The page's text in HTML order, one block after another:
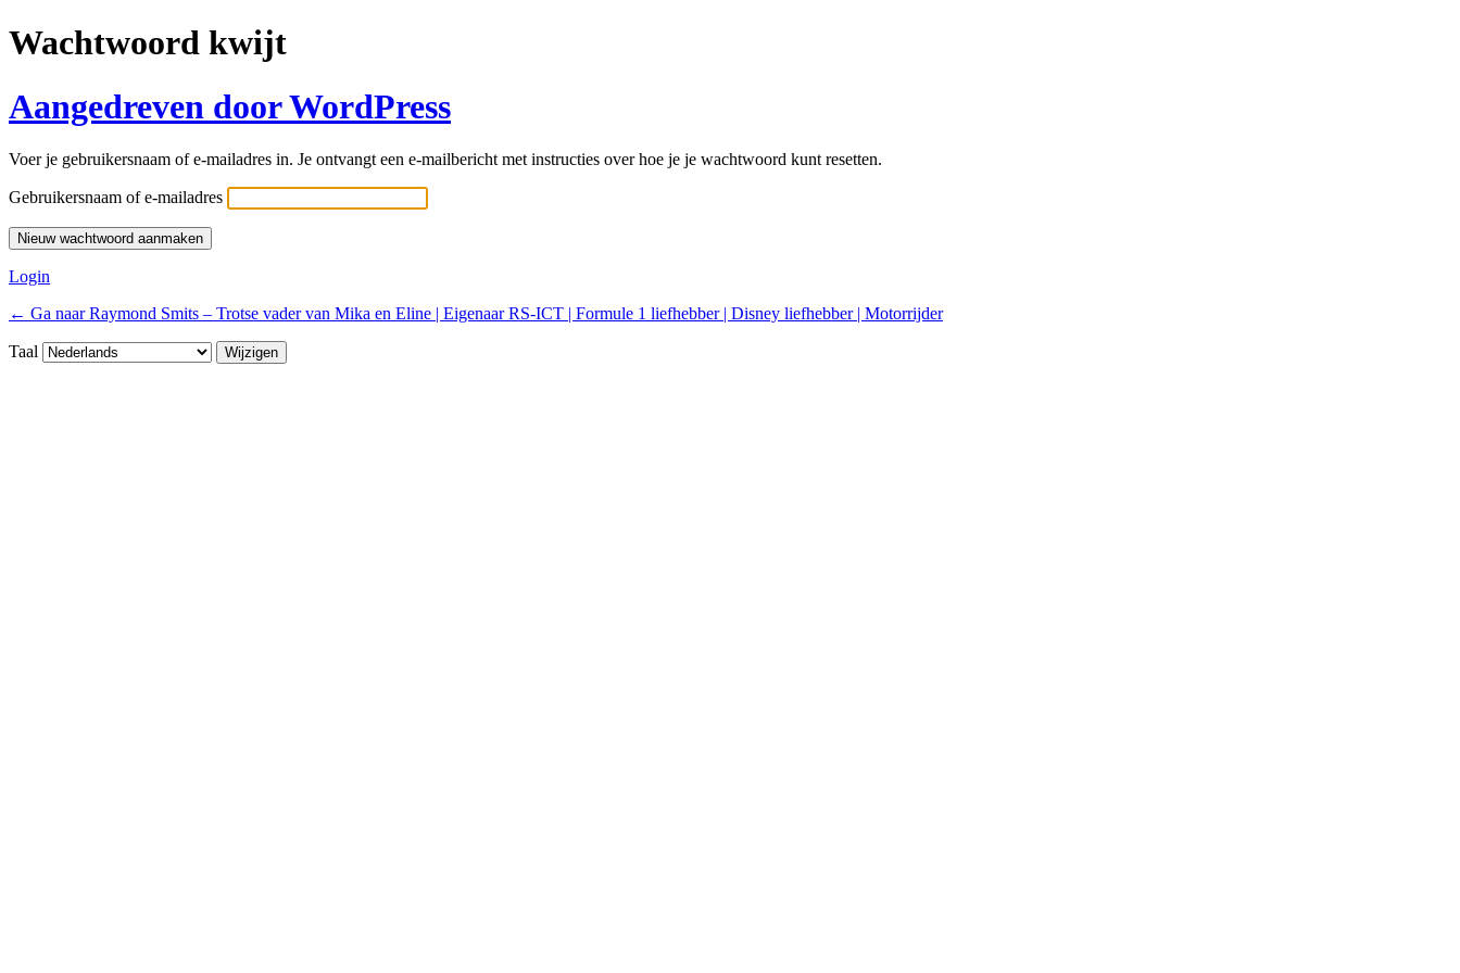
Wachtwoord kwijt
Aangedreven door WordPress
Voer je gebruikersnaam of e-mailadres in. Je ontvangt een e-mailbericht met instructies over hoe je je wachtwoord kunt resetten.
Gebruikersnaam of e-mailadres
Login
← Ga naar Raymond Smits – Trotse vader van Mika en Eline | Eigenaar RS-ICT | Formule 1 liefhebber | Disney liefhebber | Motorrijder
Taal